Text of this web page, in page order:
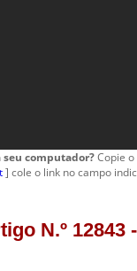
seu computador?Copie
] cole o link no campo
N.º